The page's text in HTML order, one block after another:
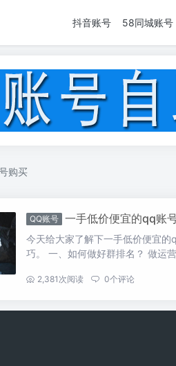
抖音账号 58同城账号
购买
QQ账号 一手低价便宜的qq账
今天给大家了解下一手低价便宜
巧。 一、如何做好群排名？ 做运
... 2,381 次阅读 0个评论